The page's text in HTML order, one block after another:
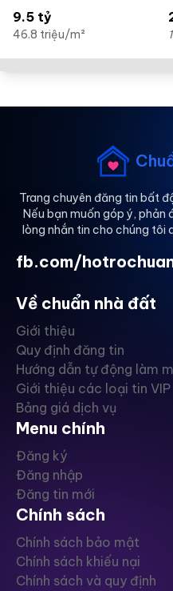
9.5 tỷ
46.8 triệu/m²
Trang chuyên đăng tin bất
Nếu bạn muốn góp ý, phản
lòng nhắn tin cho chúng tôi
fb.com/
Về chuẩn nhà đất
Giới thiệu
Quy định đăng tin
Hướng dẫn tự động làm
Giới thiệu các loại tin VIP
Bảng giá dịch vụ
Menu chính
Đăng ký
Đăng nhập
Đăng tin mới
Chính sách
Chính sách bảo mật
Chính sách khiếu nại
Chính sách và quy định